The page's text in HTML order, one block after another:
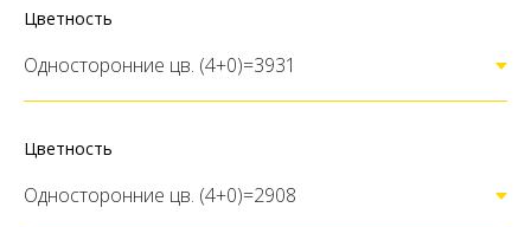
Цветность
Цветность